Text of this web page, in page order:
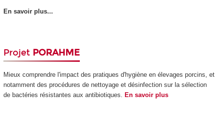
En savoir plus...
Projet PORAHME
Mieux comprendre l'impact des pratiques d'hygiène en élevages porcins, et
notamment des procédures de nettoyage et désinfection sur la sélection
de bactéries résistantes aux antibiotiques. En savoir plus